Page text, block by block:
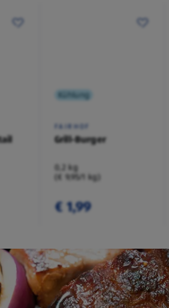
Kühlung
FAIRHOF
Grill-Burger
0,2 kg
(€ 9,95/1 kg)
€ 1,99